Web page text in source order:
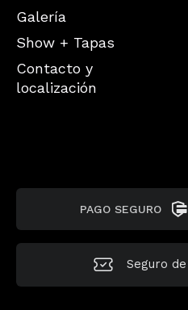
Galería
Show + Tapas
Contacto y
localización
PAGO SEGURO
Seguro de